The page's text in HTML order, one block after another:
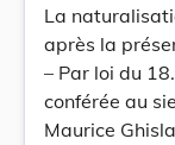
La
après la
– Par loi du
conférée au
Maurice